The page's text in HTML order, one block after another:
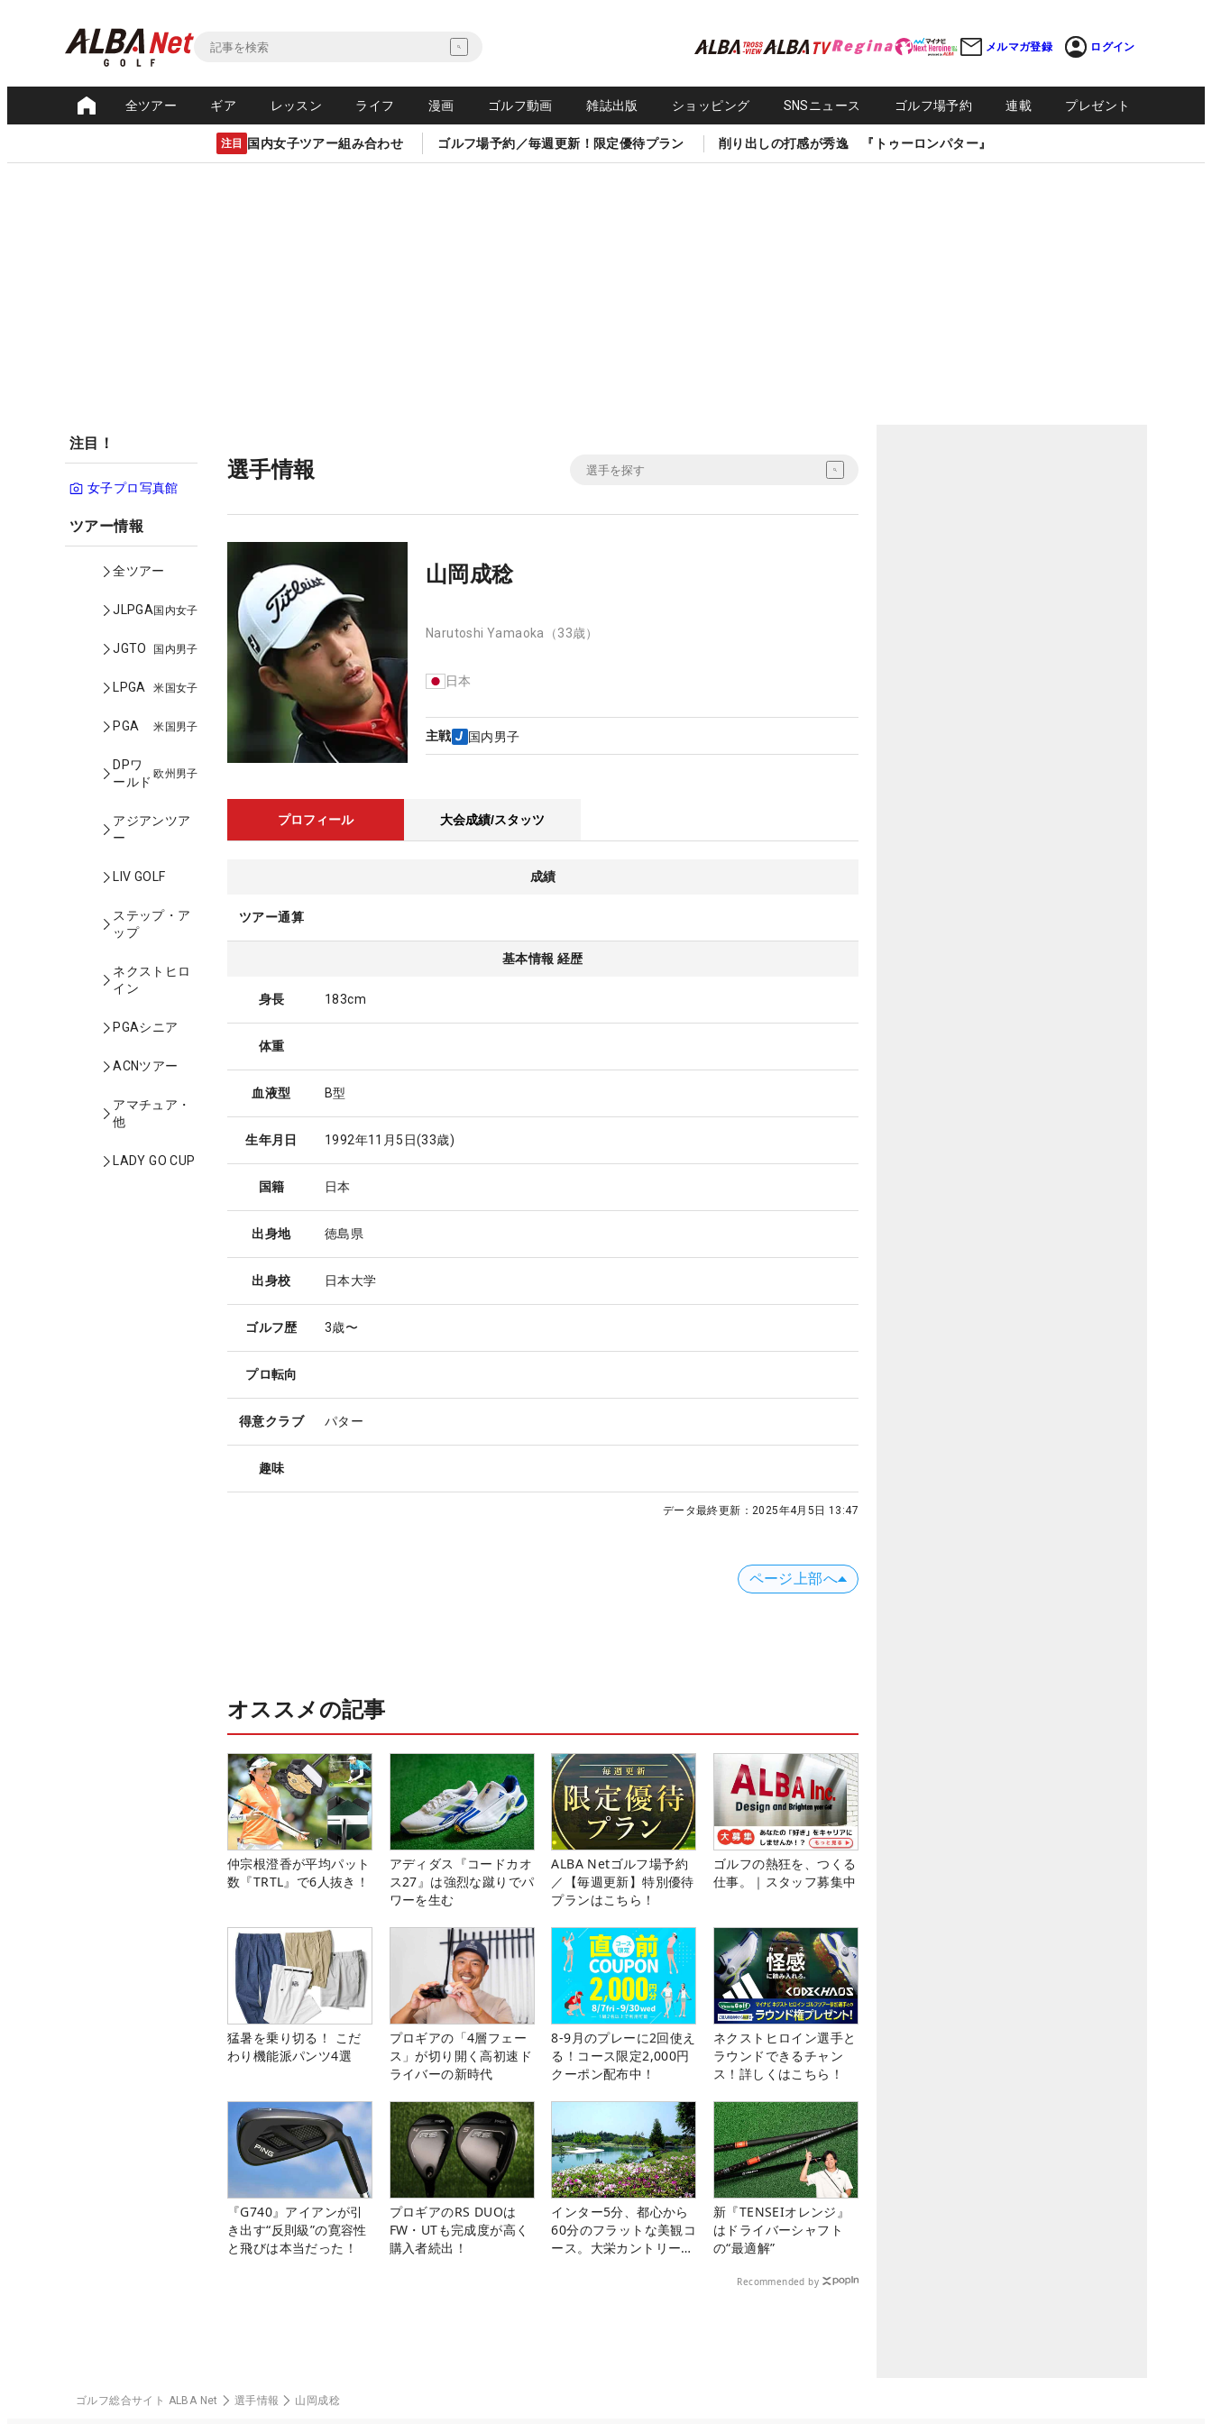
メルマガ登録 ログイン
全ツアー ギア レッスン ライフ 漫画 ゴルフ動画 雑誌出版 ショッピング SNSニュース ゴルフ場予約 連載 プレゼント
注目 国内女子ツアー組み合わせ ゴルフ場予約／毎週更新！限定優待プラン 削り出しの打感が秀逸 『トゥーロンパター』
注目！
女子プロ写真館
ツアー情報
全ツアー
JLPGA国内女子
JGTO 国内男子
LPGA 米国女子
PGA 米国男子
DPワ
ールド
欧州男子
アジアンツア
ー
LIV GOLF
ステップ・ア
ップ
ネクストヒロ
イン
PGAシニア
ACNツアー
アマチュア・
他
LADY GO CUP
選手情報
山岡成稔
Narutoshi Yamaoka （33歳）
日本
主戦 国内男子
プロフィール 大会成績/スタッツ
成績
ツアー通算
基本情報 経歴
身長 183cm
体重
血液型 B型
生年月日 1992年11月5日(33歳)
国籍 日本
出身地 徳島県
出身校 日本大学
ゴルフ歴 3歳〜
プロ転向
得意クラブ パター
趣味
データ最終更新： 2025年4月5日 13:47
ページ上部へ
オススメの記事
仲宗根澄香が平均パット
数『TRTL』で6人抜き！
アディダス『コードカオ
ス27』は強烈な蹴りでパ
ワーを生む
ALBA Netゴルフ場予約
／【毎週更新】特別優待
プランはこちら！
ゴルフの熱狂を、つくる
仕事。｜スタッフ募集中
猛暑を乗り切る！ こだ
わり機能派パンツ4選
プロギアの「4層フェー
ス」が切り開く高初速ド
ライバーの新時代
8-9月のプレーに2回使え
る！コース限定2,000円
クーポン配布中！
ネクストヒロイン選手と
ラウンドできるチャン
ス！詳しくはこちら！
『G740』アイアンが引
き出す“反則級”の寛容性
と飛びは本当だった！
プロギアのRS DUOは
FW・UTも完成度が高く
購入者続出！
インター5分、都心から
60分のフラットな美観コ
ース。大栄カントリー俱
新『TENSEIオレンジ』
はドライバーシャフト
の“最適解”
Recommended by
ゴルフ総合サイト ALBA Net 選手情報 山岡成稔